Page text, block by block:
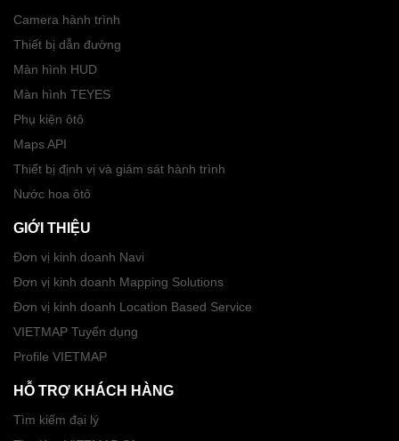
Camera hành trình
Thiết bị dẫn đường
Màn hình HUD
Màn hình TEYES
Phụ kiện ôtô
Maps API
Thiết bị định vị và giám sát hành trình
Nước hoa ôtô
GIỚI THIỆU
Đơn vị kinh doanh Navi
Đơn vị kinh doanh Mapping Solutions
Đơn vị kinh doanh Location Based Service
VIETMAP Tuyển dụng
Profile VIETMAP
HỖ TRỢ KHÁCH HÀNG
Tìm kiếm đại lý